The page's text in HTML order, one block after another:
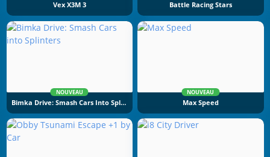
Vex X3M 3 Battle Racing Stars
NOUVEAU
Bimka Drive: Smash Cars Into Splinters
NOUVEAU
Max Speed